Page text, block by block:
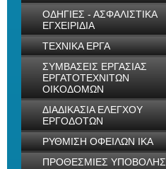
ΟΔΗΓΙΕΣ - ΑΣΦΑΛΙΣΤΙΚΑ
ΕΓΧΕΙΡΙΔΙΑ
ΤΕΧΝΙΚΑ ΕΡΓΑ
ΣΥΜΒΑΣΕΙΣ ΕΡΓΑΣΙΑΣ
ΕΡΓΑΤΟΤΕΧΝΙΤΩΝ
ΟΙΚΟΔΟΜΩΝ
ΔΙΑΔΙΚΑΣΙΑ ΕΛΕΓΧΟΥ
ΕΡΓΟΔΟΤΩΝ
ΡΥΘΜΙΣΗ ΟΦΕΙΛΩΝ ΙΚΑ
ΠΡΟΘΕΣΜΙΕΣ ΥΠΟΒΟΛΗΣ